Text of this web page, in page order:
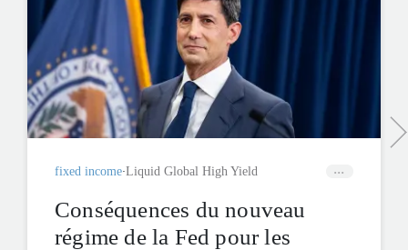
fixed income Liquid Global High Yield
Conséquences du nouveau
régime de la Fed pour les